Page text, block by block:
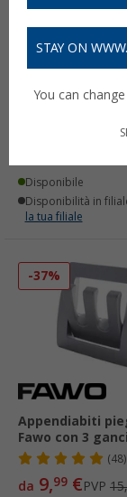
Gancio
Disponibile
Disponibilità in
la tua filiale
-37%
Appendiabiti
Fawo con 3 ganci
(48)
da 9,99 €PVP 15,
STAY ON
You can